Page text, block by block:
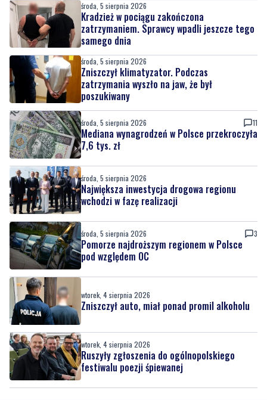
środa, 5 sierpnia 2026
Kradzież w pociągu zakończona
zatrzymaniem. Sprawcy wpadli jeszcze tego
samego dnia
środa, 5 sierpnia 2026
Zniszczył klimatyzator. Podczas
zatrzymania wyszło na jaw, że był
poszukiwany
środa, 5 sierpnia 2026 11
Mediana wynagrodzeń w Polsce przekroczyła
7,6 tys. zł
środa, 5 sierpnia 2026
Największa inwestycja drogowa regionu
wchodzi w fazę realizacji
środa, 5 sierpnia 2026 3
Pomorze najdroższym regionem w Polsce
pod względem OC
wtorek, 4 sierpnia 2026
Zniszczył auto, miał ponad promil alkoholu
wtorek, 4 sierpnia 2026
Ruszyły zgłoszenia do ogólnopolskiego
festiwalu poezji śpiewanej